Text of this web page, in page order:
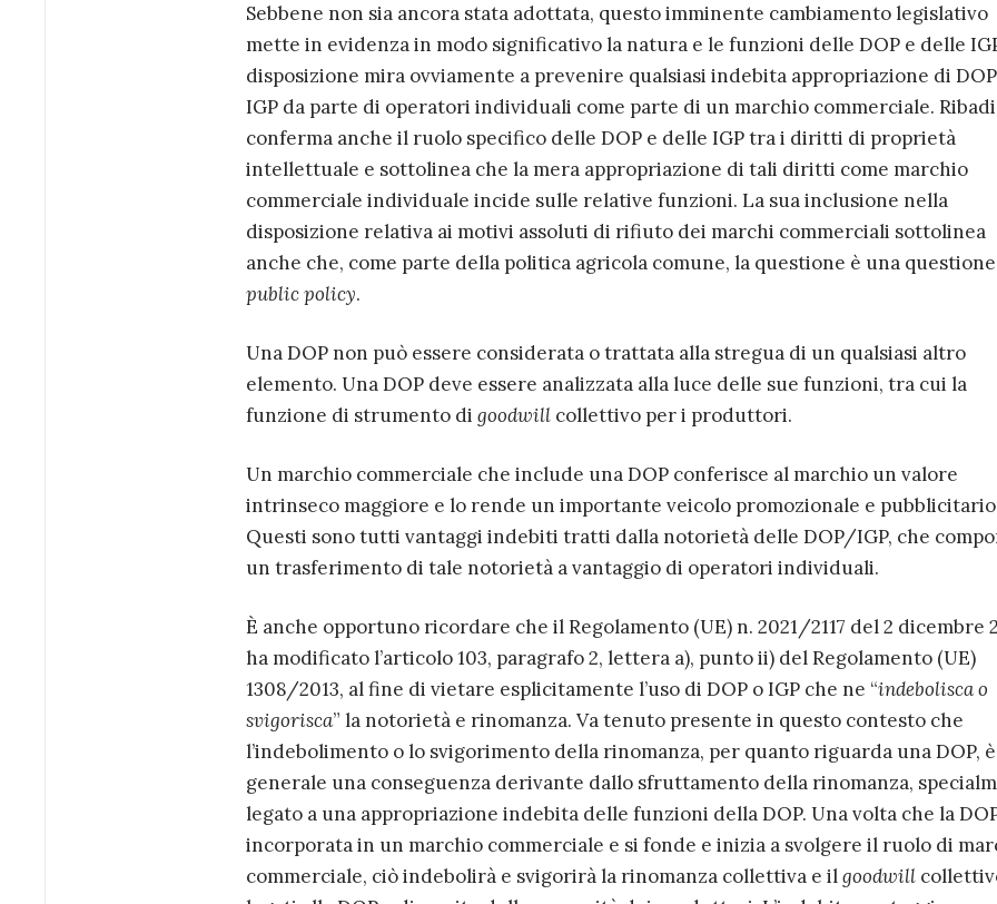
Sebbene non sia ancora stata adottata, questo imminente cambiamento legislativo
mette in evidenza in modo significativo la natura e le funzioni delle DOP e delle
disposizione mira ovviamente a prevenire qualsiasi indebita appropriazione di
IGP da parte di operatori individuali come parte di un marchio commerciale.
conferma anche il ruolo specifico delle DOP e delle IGP tra i diritti di proprietà
intellettuale e sottolinea che la mera appropriazione di tali diritti come marchio
commerciale individuale incide sulle relative funzioni. La sua inclusione nella
disposizione relativa ai motivi assoluti di rifiuto dei marchi commerciali sottolinea
anche che, come parte della politica agricola comune, la questione è una
public policy.
Una DOP non può essere considerata o trattata alla stregua di un qualsiasi altro
elemento. Una DOP deve essere analizzata alla luce delle sue funzioni, tra cui la
funzione di strumento di goodwillcollettivo per i produttori.
Un marchio commerciale che include una DOP conferisce al marchio un valore
intrinseco maggiore e lo rende un importante veicolo promozionale e
Questi sono tutti vantaggi indebiti tratti dalla notorietà delle DOP/IGP, che
un trasferimento di tale notorietà a vantaggio di operatori individuali.
È anche opportuno ricordare che il Regolamento (UE) n. 2021/2117 del 2 dicembre
ha modificato l’articolo 103, paragrafo 2, lettera a), punto ii) del Regolamento (UE)
1308/2013, al fine di vietare esplicitamente l’uso di DOP o IGP che ne “indebolisca o
svigorisca” la notorietà e rinomanza. Va tenuto presente in questo contesto che
l’indebolimento o lo svigorimento della rinomanza, per quanto riguarda una DOP,
generale una conseguenza derivante dallo sfruttamento della rinomanza,
legato a una appropriazione indebita delle funzioni della DOP. Una volta che la
incorporata in un marchio commerciale e si fonde e inizia a svolgere il ruolo di
commerciale, ciò indebolirà e svigorirà la rinomanza collettiva e ilgoodwill